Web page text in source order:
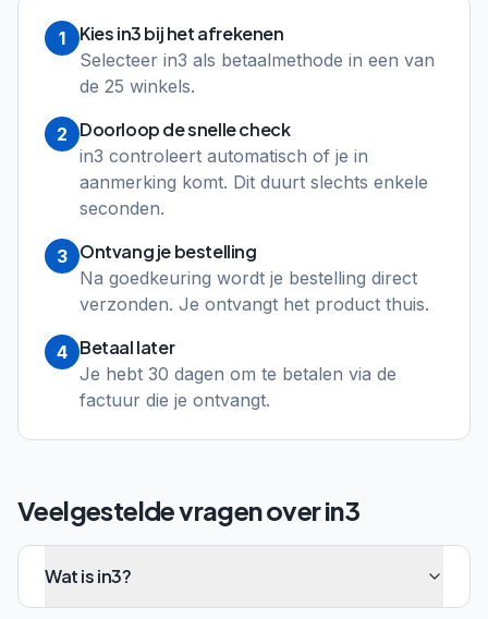
1 Kies in3 bij het afrekenen
Selecteer in3 als betaalmethode in een van
de 25 winkels.
2 Doorloop de snelle check
in3 controleert automatisch of je in
aanmerking komt. Dit duurt slechts enkele
seconden.
3 Ontvang je bestelling
Na goedkeuring wordt je bestelling direct
verzonden. Je ontvangt het product thuis.
4 Betaal later
Je hebt 30 dagen om te betalen via de
factuur die je ontvangt.
Veelgestelde vragen overin3
Wat is in3?